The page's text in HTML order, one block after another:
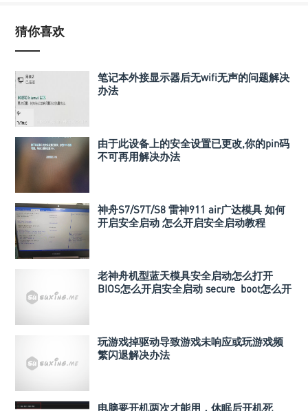
猜你喜欢
笔记本外接显示器后无wifi无声的问题解决
办法
由于此设备上的安全设置已更改,你的pin码
不可再用解决办法
神舟S7/S7T/S8 雷神911 air广达模具 如何
开启安全启动 怎么开启安全启动教程
老神舟机型蓝天模具安全启动怎么打开
BIOS怎么开启安全启动 secure boot怎么开
玩游戏掉驱动导致游戏未响应或玩游戏频
繁闪退解决办法
电脑要开机两次才能用，休眠后开机死